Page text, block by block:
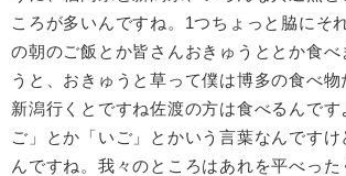
ころが多いんですね。1つちょっと脇にそ
の朝のご飯とか皆さんおきゅうととか食べ
うと、おきゅうと草って僕は博多の食べ物
新潟行くとですね佐渡の方は食べるんです
ご」とか「いご」とかいう言葉なんです
んですね。我々のところはあれを平べっ